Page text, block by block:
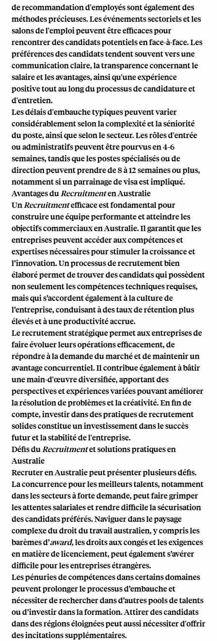
de recommandation d'employés sont également des
méthodes précieuses. Les événements sectoriels et les
salons de l'emploi peuvent être efficaces pour
rencontrer des candidats potentiels en face-à-face. Les
préférences des candidats tendent souvent vers une
communication claire, la transparence concernant le
salaire et les avantages, ainsi qu'une expérience
positive tout au long du processus de candidature et
d'entretien.
Les délais d'embauche typiques peuvent varier
considérablement selon la complexité et la séniorité
du poste, ainsi que selon le secteur. Les rôles d'entrée
ou administratifs peuvent être pourvus en 4-6
semaines, tandis que les postes spécialisés ou de
direction peuvent prendre de 8 à 12 semaines ou plus,
notamment si un parrainage de visa est impliqué.
Avantages du Recruitmenten Australie
Un Recruitmentefficace est fondamental pour
construire une équipe performante et atteindre les
objectifs commerciaux en Australie. Il garantit que les
entreprises peuvent accéder aux compétences et
expertises nécessaires pour stimuler la croissance et
l’innovation. Un processus de recrutement bien
élaboré permet de trouver des candidats qui possèdent
non seulement les compétences techniques requises,
mais qui s’accordent également à la culture de
l’entreprise, conduisant à des taux de rétention plus
élevés et à une productivité accrue.
Le recrutement stratégique permet aux entreprises de
faire évoluer leurs opérations efficacement, de
répondre à la demande du marché et de maintenir un
avantage concurrentiel. Il contribue également à bâtir
une main-d'œuvre diversifiée, apportant des
perspectives et expériences variées pouvant améliorer
la résolution de problèmes et la créativité. En fin de
compte, investir dans des pratiques de recrutement
solides constitue un investissement dans le succès
futur et la stabilité de l'entreprise.
Défis du Recruitmentet solutions pratiques en
Australie
Recruter en Australie peut présenter plusieurs défis.
La concurrence pour les meilleurs talents, notamment
dans les secteurs à forte demande, peut faire grimper
les attentes salariales et rendre difficile la sécurisation
des candidats préférés. Naviguer dans le paysage
complexe du droit du travail australien, y compris les
barèmes d’award, les droits aux congés et les exigences
en matière de licenciement, peut également s’avérer
difficile pour les entreprises étrangères.
Les pénuries de compétences dans certains domaines
peuvent prolonger le processus d’embauche et
nécessiter de rechercher dans d’autres pools de talents
ou d’investir dans la formation. Attirer des candidats
dans des régions éloignées peut aussi nécessiter d'offrir
des incitations supplémentaires.